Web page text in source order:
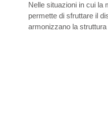
Nelle situazioni in cui la
permette di sfruttare il
armonizzano la